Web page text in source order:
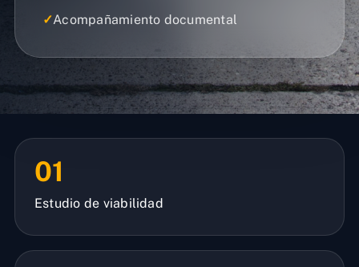
✓Acompañamiento documental
01
Estudio de viabilidad